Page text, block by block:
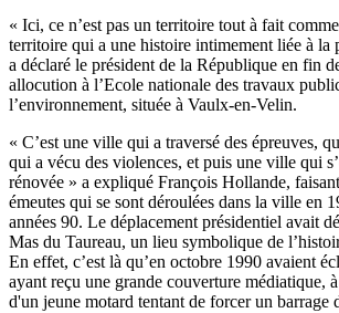
« Ici, ce n’est pas un territoire tout à fait
territoire qui a une histoire intimement liée à la
a déclaré le président de la République en fin
allocution à l’Ecole nationale des travaux
l’environnement, située à Vaulx-en-Velin.
« C’est une ville qui a traversé des épreuves,
qui a vécu des violences, et puis une ville qui
rénovée » a expliqué François Hollande,
émeutes qui se sont déroulées dans la ville en
années 90. Le déplacement présidentiel avait
Mas du Taureau, un lieu symbolique de
En effet, c’est là qu’en octobre 1990 avaient
ayant reçu une grande couverture médiatique,
d'un jeune motard tentant de forcer un barrage